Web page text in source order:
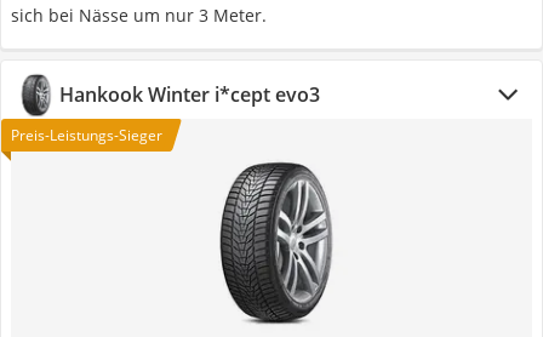
sich bei Nässe um nur 3 Meter.
Hankook Winter i*cept evo3
Preis-Leistungs-Sieger